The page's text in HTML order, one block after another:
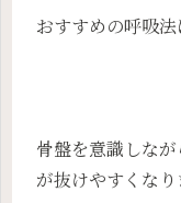
おすすめの呼吸法
骨盤を意識しな
が抜けやすくなり